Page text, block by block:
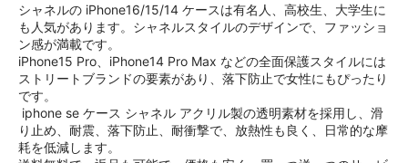
シャネルの iPhone16/15/14 ケースは有名人、高校生、大学生に
も人気があります。シャネルスタイルのデザインで、ファッショ
ン感が満載です。
iPhone15 Pro、iPhone14 Pro Max などの全面保護スタイルには
ストリートブランドの要素があり、落下防止で女性にもぴったり
です。
iphone se ケース シャネル アクリル製の透明素材を採用し、滑
り止め、耐震、落下防止、耐衝撃で、放熱性も良く、日常的な摩
耗を低減します。